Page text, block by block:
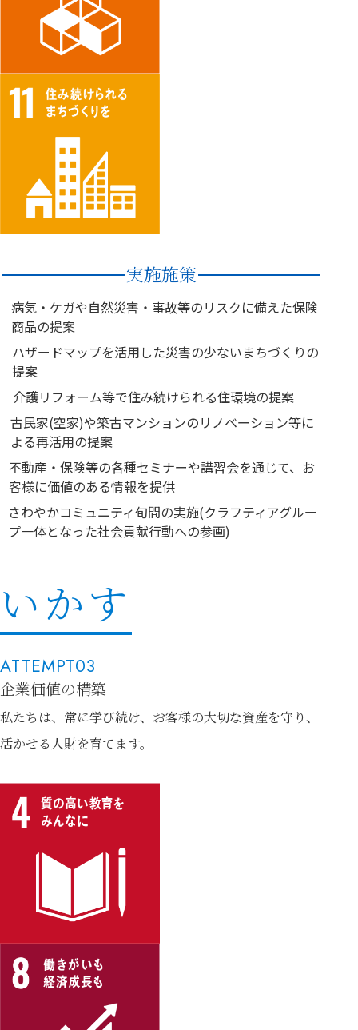
実施施策
病気・ケガや自然災害・事故等のリスクに備えた保険
商品の提案
ハザードマップを活用した災害の少ないまちづくりの
提案
介護リフォーム等で住み続けられる住環境の提案
古民家(空家)や築古マンションのリノベーション等に
よる再活用の提案
不動産・保険等の各種セミナーや講習会を通じて、お
客様に価値のある情報を提供
さわやかコミュニティ旬間の実施(クラフティアグルー
プ一体となった社会貢献行動への参画)
いかす
ATTEMPT03
企業価値の構築
私たちは、常に学び続け、お客様の大切な資産を守り、
活かせる人財を育てます。